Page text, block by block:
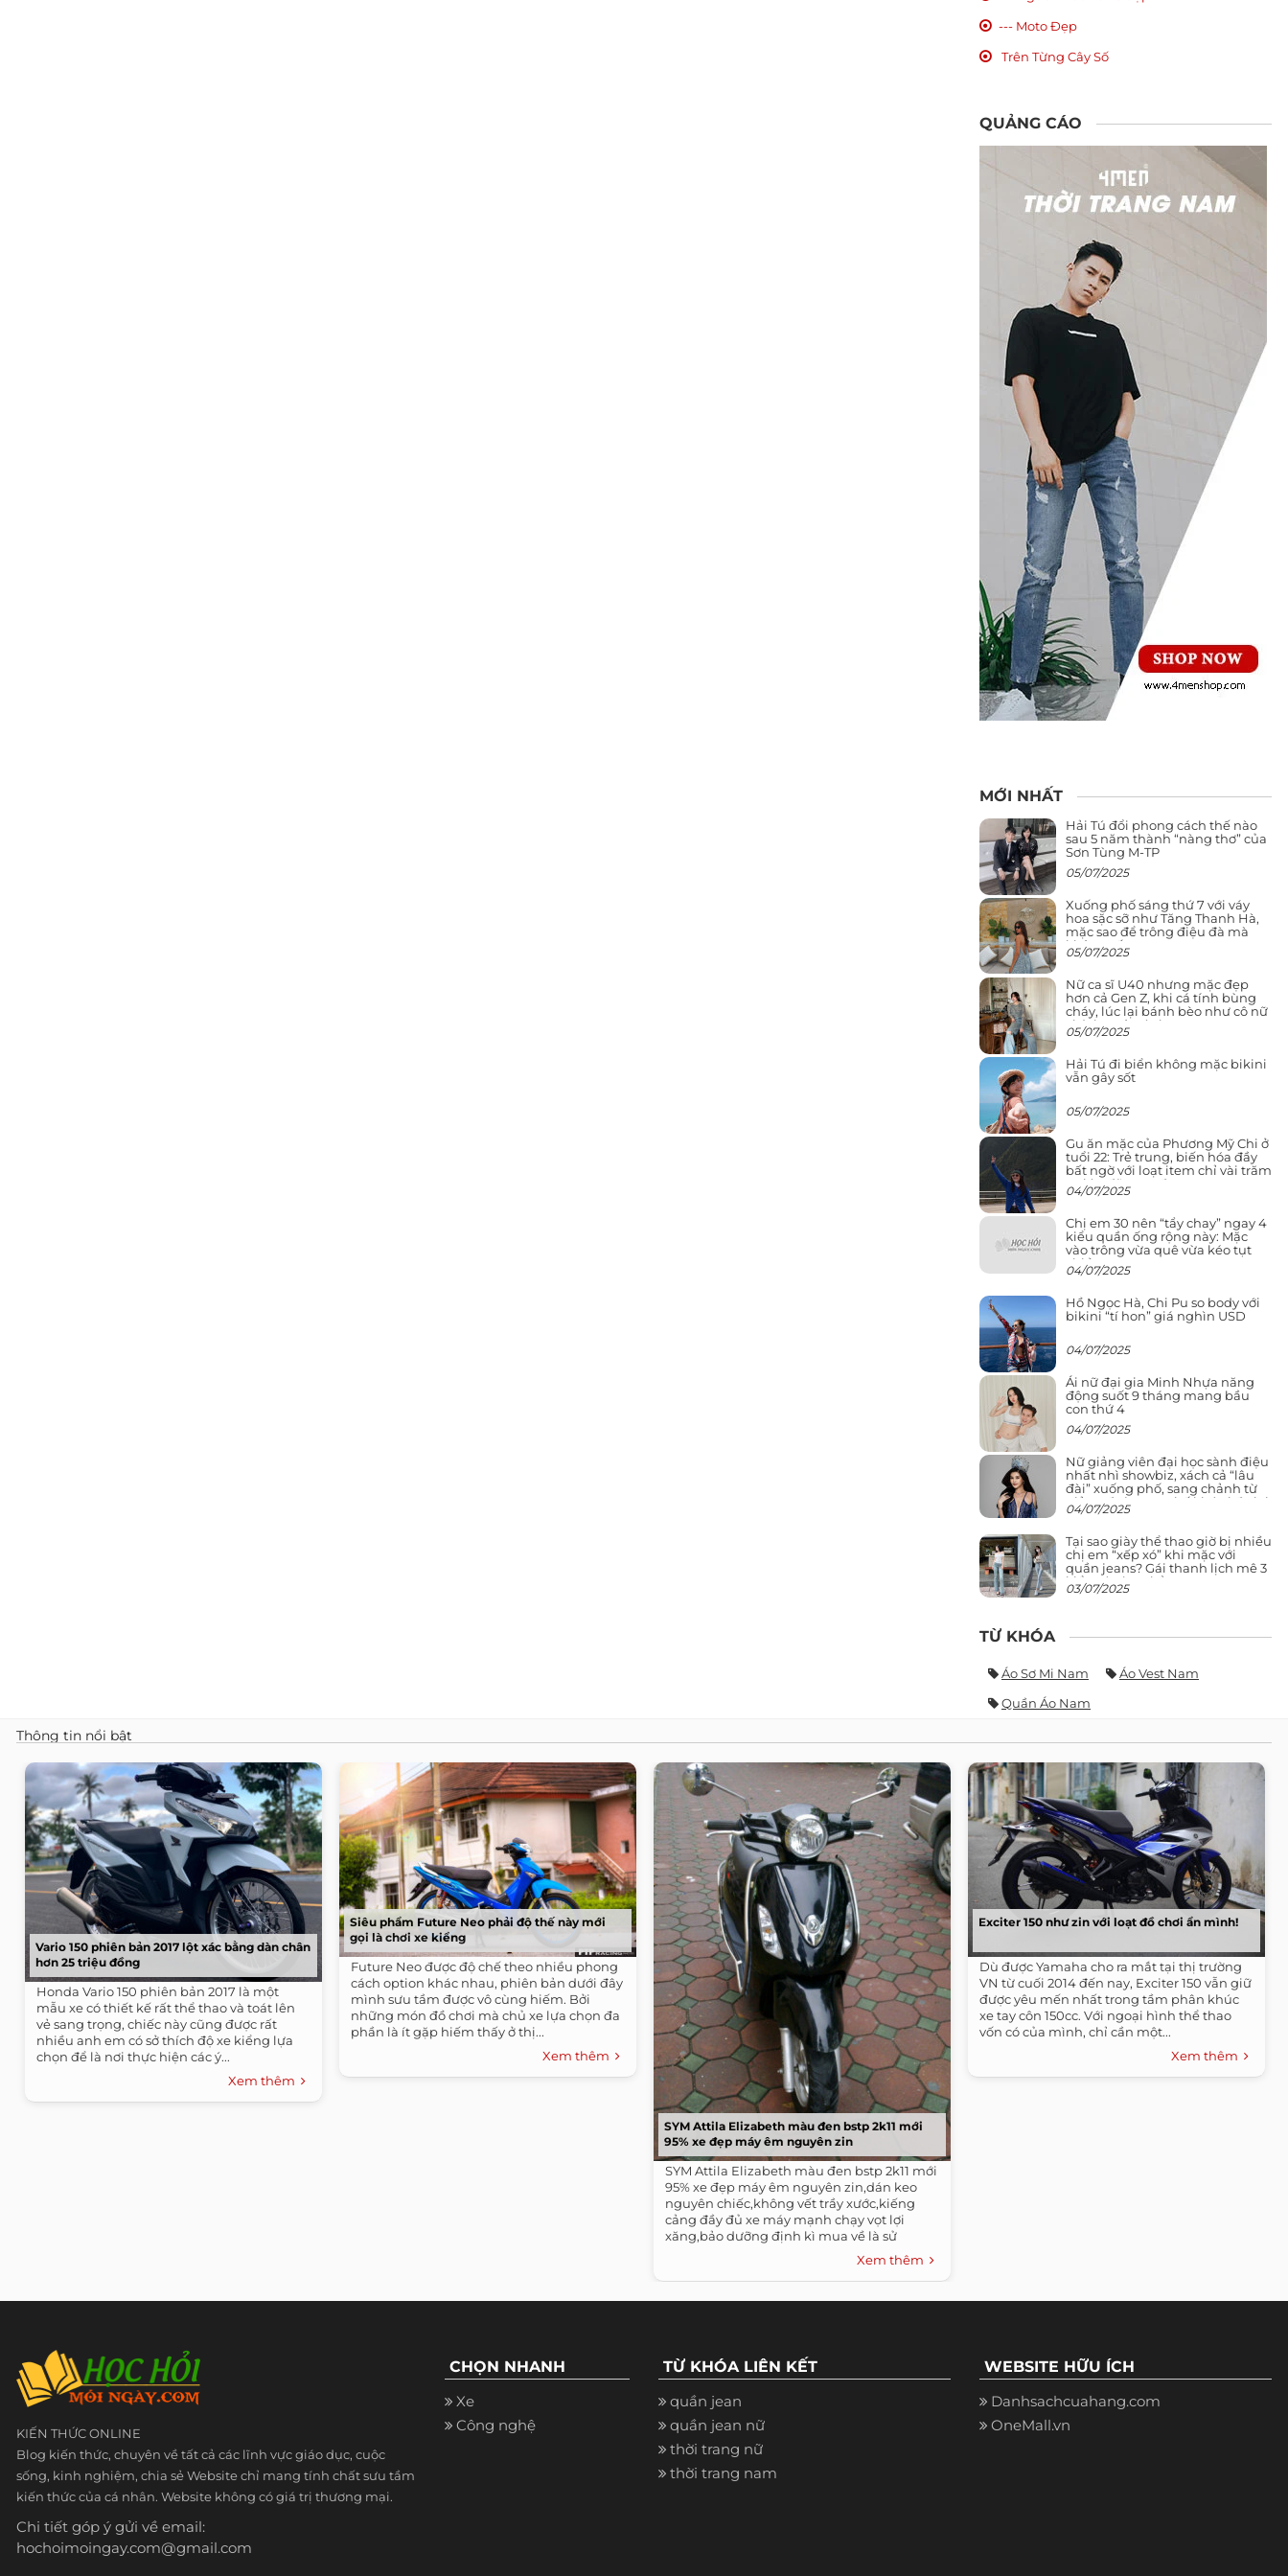
--- Moto Đẹp
Trên Từng Cây Số
QUẢNG CÁO
MỚI NHẤT
Hải Tú đổi phong cách thế nào
sau 5 năm thành “nàng thơ” của
Sơn Tùng M-TP
05/07/2025
Xuống phố sáng thứ 7 với váy
hoa sặc sỡ như Tăng Thanh Hà,
mặc sao để trông điệu đà mà
không sến
05/07/2025
Nữ ca sĩ U40 nhưng mặc đẹp
hơn cả Gen Z, khi cá tính bùng
cháy, lúc lại bánh bèo như cô nữ
chính ngôn tình
05/07/2025
Hải Tú đi biển không mặc bikini
vẫn gây sốt
05/07/2025
Gu ăn mặc của Phương Mỹ Chi ở
tuổi 22: Trẻ trung, biến hóa đầy
bất ngờ với loạt item chỉ vài trăm
nghìn đã mua được
04/07/2025
Chị em 30 nên “tẩy chay” ngay 4
kiểu quần ống rộng này: Mặc
vào trông vừa quê vừa kéo tụt
chiều cao
04/07/2025
Hồ Ngọc Hà, Chi Pu so body với
bikini “tí hon” giá nghìn USD
04/07/2025
Ái nữ đại gia Minh Nhựa năng
động suốt 9 tháng mang bầu
con thứ 4
04/07/2025
Nữ giảng viên đại học sành điệu
nhất nhì showbiz, xách cả “lâu
đài” xuống phố, sang chảnh từ
giảng đường ra phố khó ai đọ lại
04/07/2025
Tại sao giày thể thao giờ bị nhiều
chị em “xếp xó” khi mặc với
quần jeans? Gái thanh lịch mê 3
kiểu này hơn hẳn
03/07/2025
TỪ KHÓA
Áo Sơ Mi Nam
Áo Vest Nam
Quần Áo Nam
Thông tin nổi bật
Vario 150 phiên bản 2017 lột xác bằng dàn chân
hơn 25 triệu đồng
Honda Vario 150 phiên bản 2017 là một
mẫu xe có thiết kế rất thể thao và toát lên
vẻ sang trọng, chiếc này cũng được rất
nhiều anh em có sở thích độ xe kiểng lựa
chọn để là nơi thực hiện các ý...
Xem thêm
Siêu phẩm Future Neo phải độ thế này mới
gọi là chơi xe kiểng
Future Neo được độ chế theo nhiều phong
cách option khác nhau, phiên bản dưới đây
mình sưu tầm được vô cùng hiếm. Bởi
những món đồ chơi mà chủ xe lựa chọn đa
phần là ít gặp hiếm thấy ở thị...
Xem thêm
SYM Attila Elizabeth màu đen bstp 2k11 mới
95% xe đẹp máy êm nguyên zin
SYM Attila Elizabeth màu đen bstp 2k11 mới
95% xe đẹp máy êm nguyên zin,dán keo
nguyên chiếc,không vết trầy xước,kiếng
cảng đầy đủ xe máy mạnh chạy vọt lợi
xăng,bảo dưỡng định kì mua về là sử
Xem thêm
Exciter 150 như zin với loạt đồ chơi ẩn mình!
Dù được Yamaha cho ra mắt tại thị trường
VN từ cuối 2014 đến nay, Exciter 150 vẫn giữ
được yêu mến nhất trong tầm phân khúc
xe tay côn 150cc. Với ngoại hình thể thao
vốn có của mình, chỉ cần một...
Xem thêm
KIẾN THỨC ONLINE
Blog kiến thức, chuyên về tất cả các lĩnh vực giáo dục, cuộc
sống, kinh nghiệm, chia sẻ Website chỉ mang tính chất sưu tầm
kiến thức của cá nhân. Website không có giá trị thương mại.
Chi tiết góp ý gửi về email:
hochoimoingay.com@gmail.com
CHỌN NHANH
Xe
Công nghệ
TỪ KHÓA LIÊN KẾT
quần jean
quần jean nữ
thời trang nữ
thời trang nam
WEBSITE HỮU ÍCH
Danhsachcuahang.com
OneMall.vn